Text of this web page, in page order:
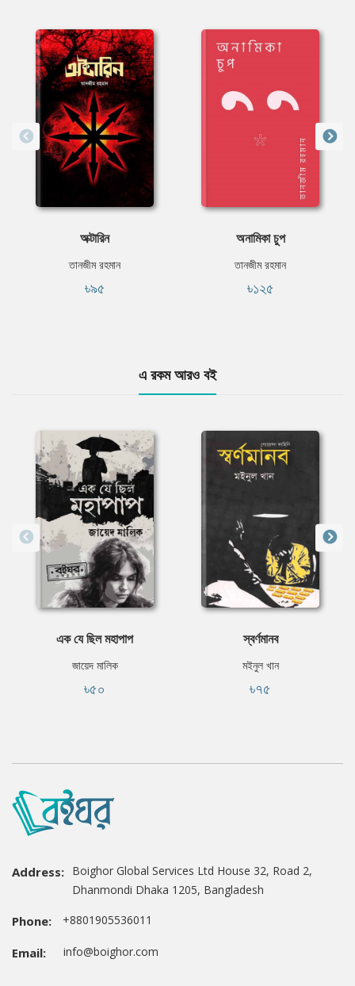
অক্টারিন
তানজীম রহমান
৳৯৫
অনামিকা চুপ
তানজীম রহমান
৳১২৫
এ রকম আরও বই
এক যে ছিল মহাপাপ
জায়েদ মালিক
৳৫০
স্বর্ণমানব
মইনুল খান
৳৭৫
Address: Boighor Global Services Ltd House 32, Road 2,
Dhanmondi Dhaka 1205, Bangladesh
Phone: +8801905536011
Email: info@boighor.com